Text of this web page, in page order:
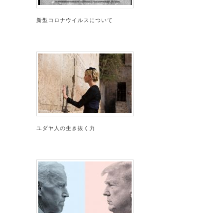
新型コロナウイルスについて
ユダヤ人の生き抜く力